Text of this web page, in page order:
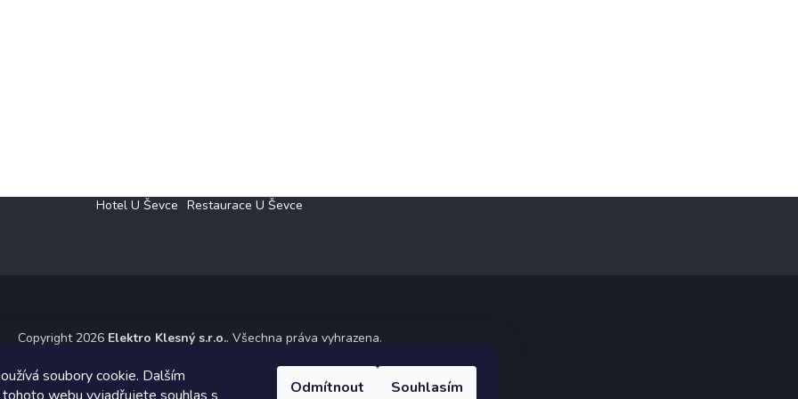
soubory cookie. Dalším
Odmítnout Souhlasím
Hotel U Ševce Restaurace U Ševce
Copyright 2026 Elektro Klesný s.r.o.. Všechna práva vyhrazena.
Tomáš Hlad&Shoptetak.cz.